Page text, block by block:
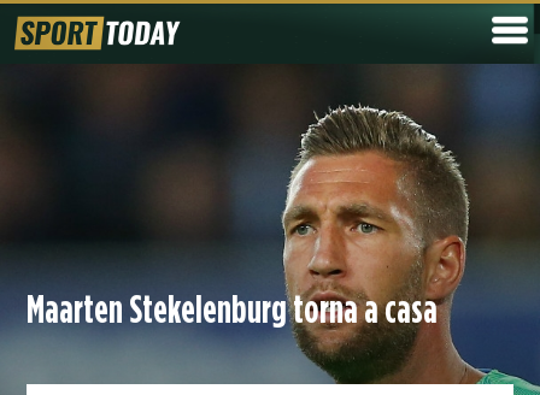
Maarten Stekelenburg torna a casa